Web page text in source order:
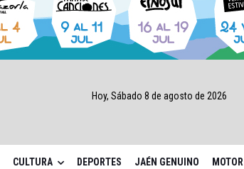
Hoy, Sábado 8 de agosto de 2026
CULTURA DEPORTES JAÉN GENUINO MOTOR